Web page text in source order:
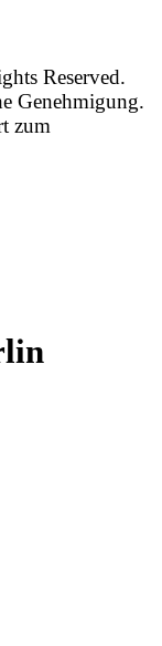
Reserved.
Genehmigung.
zum